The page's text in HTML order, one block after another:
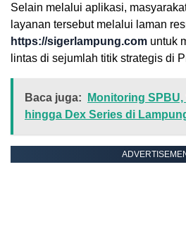
Selain melalui aplikasi,
layanan tersebut melalui laman
https://sigerlampung.com untuk
lintas di sejumlah titik strategis di
Baca juga:
Monitoring
hingga Dex Series di